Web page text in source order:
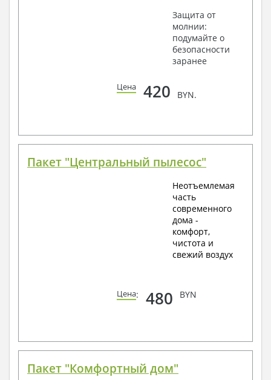
Защита от
молнии:
подумайте о
безопасности
заранее
Цена 420 BYN.
Пакет "Центральный пылесос"
Неотъемлемая
часть
современного
дома -
комфорт,
чистота и
свежий воздух
Цена: 480 BYN
Пакет "Комфортный дом"